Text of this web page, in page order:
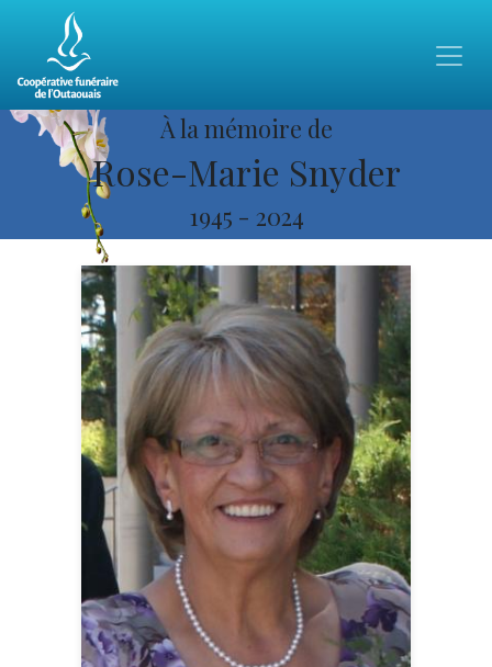
À la mémoire de
Rose-Marie Snyder
1945 - 2024